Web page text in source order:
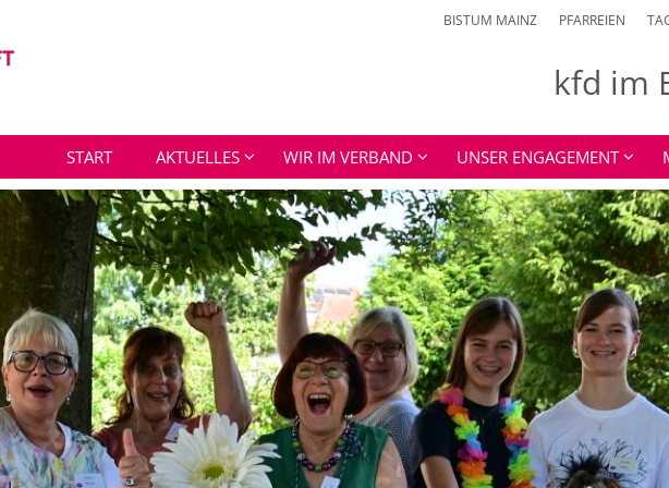
BISTUM MAINZ PFARREIEN
kfd im
START AKTUELLES WIR IM VERBAND UNSER ENGAGEMENT